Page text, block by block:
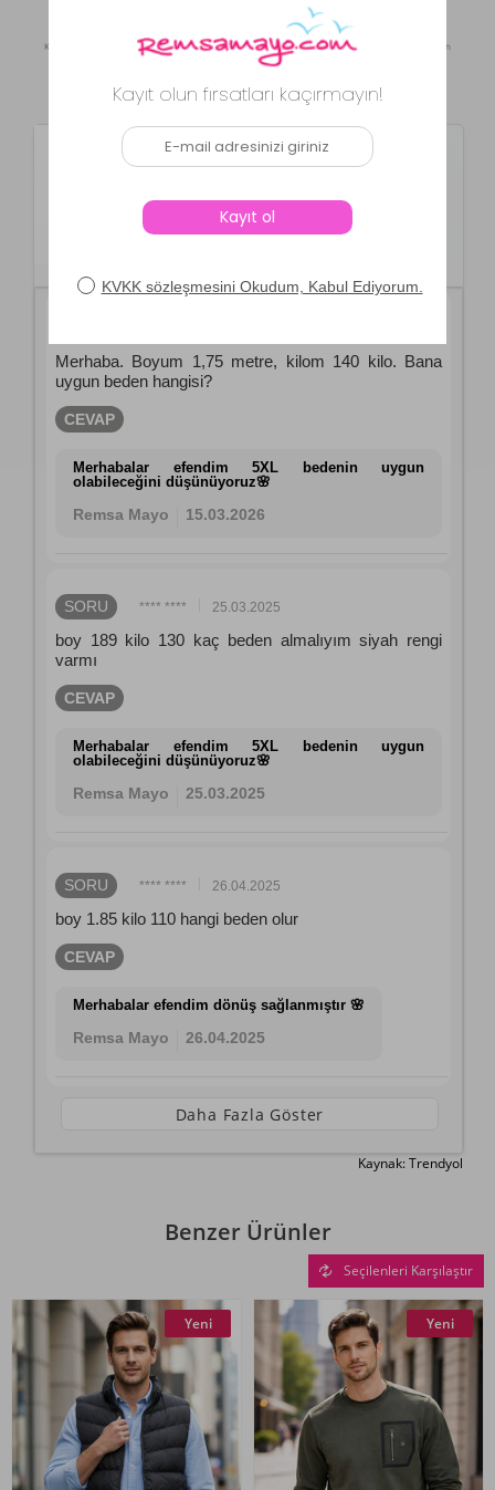
Kaynak: Trendyol ⚡ CollectAction
Ürün Soru ve Cevapları
Remsa SporBüyük Beden Erkek
Detaylı İçi Fileli Füme Remsa Spor
Merhaba. Boyum 1,75 metre, kilom 140 kilo. Bana
uygun beden hangisi?
CEVAP
Merhabalar efendim 5XL bedenin uygun
olabileceğini düşünüyoruz🌸
Remsa Mayo 15.03.2026
SORU **** **** 25.03.2025
boy 189 kilo 130 kaç beden almalıyım siyah rengi
varmı
CEVAP
Merhabalar efendim 5XL bedenin uygun
olabileceğini düşünüyoruz🌸
Remsa Mayo 25.03.2025
SORU **** **** 26.04.2025
boy 1.85 kilo 110 hangi beden olur
CEVAP
Merhabalar efendim dönüş sağlanmıştır 🌸
Remsa Mayo 26.04.2025
Daha Fazla Göster
Kaynak: Trendyol
Benzer Ürünler
Seçilenleri Karşılaştır
Yeni Yeni